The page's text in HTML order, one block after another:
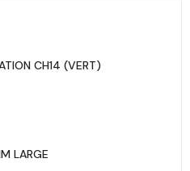
CH14 (VERT)
LARGE